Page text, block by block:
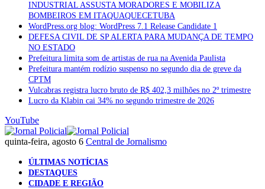
INDUSTRIAL ASSUSTA MORADORES E MOBILIZA
BOMBEIROS EM ITAQUAQUECETUBA
WordPress.org blog: WordPress 7.1 Release Candidate 1
DEFESA CIVIL DE SP ALERTA PARA MUDANÇA DE TEMPO
NO ESTADO
Prefeitura limita som de artistas de rua na Avenida Paulista
Prefeitura mantém rodízio suspenso no segundo dia de greve da
CPTM
Vulcabras registra lucro bruto de R$ 402,3 milhões no 2º trimestre
Lucro da Klabin cai 34% no segundo trimestre de 2026
YouTube
quinta-feira, agosto 6 Central de Jornalismo
ÚLTIMAS NOTÍCIAS
DESTAQUES
CIDADE E REGIÃO